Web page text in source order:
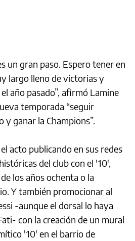
un gran paso. Espero tener en
largo lleno de victorias y
año pasado”, afirmó Lamine
temporada “seguir
ganar la Champions”.
acto publicando en sus redes
del club con el '10',
los años ochenta o la
Y también promocionar al
-aunque el dorsal lo haya
con la creación de un mural
'10' en el barrio de